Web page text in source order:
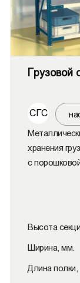
Грузовой
СГС
хранения
с
Высота
Ширина, мм.
Длина полки,